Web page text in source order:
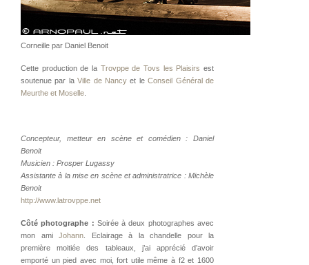
Corneille par Daniel Benoit
Cette production de la Trovppe de Tovs les Plaisirs est
soutenue par laVille de Nancy et leConseil Général de
Meurthe et Moselle
Concepteur, metteur en scène et comédien : Daniel
Benoit
Musicien : Prosper Lugassy
Assistante à la mise en scène et administratrice : Michèle
Benoit
http://www.latrovppe.net
Côté photographe : Soirée à deux photographes avec
mon ami Johann . Eclairage à la chandelle pour la
première moitiée des tableaux, j’ai apprécié d’avoir
emporté un pied avec moi, fort utile même à f2 et 1600